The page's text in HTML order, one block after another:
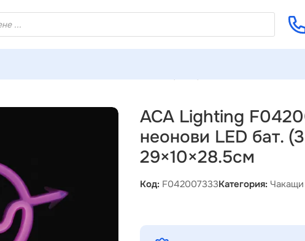
РЕГИСТРИРАЙ СЕ И ВЗЕМИ КУПОН ЗА НАМАЛЕНИЕ ОТ 5%
ACA Lighting
неонови LED бат.
29×10×28.5см
Код: F042007333Категория: